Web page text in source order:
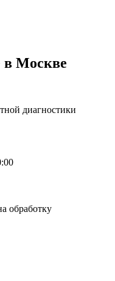
в Москве
диагностики
:00
обработку